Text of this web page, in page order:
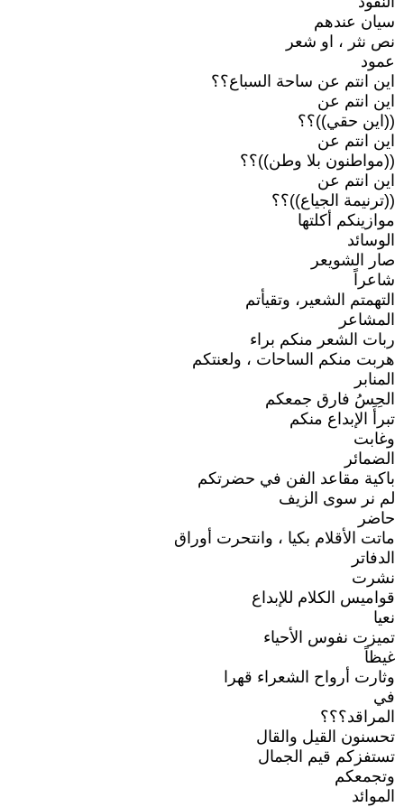
سيان عندهم
نص نثر ، او شعر
عمود
اين انتم عن ساحة السباع؟؟
اين انتم عن
((اين حقي))؟؟
اين انتم عن
((مواطنون بلا وطن))؟؟
اين انتم عن
((ترنيمة الجياع))؟؟
موازينكم أكلتها
الوسائد
صار الشويعر
شاعراً
التهمتم الشعير، وتقيأتم
المشاعر
ربات الشعر منكم براء
هربت منكم الساحات ، ولعنتكم
المنابر
الحِسُ فارق جمعكم
تبرأَ الإبداع منكم
وغابت
الضمائر
باكية مقاعد الفن في حضرتكم
لم نر سوى الزيف
حاضر
ماتت الأقلام بكيا ، وانتحرت أوراق
الدفاتر
نشرت
قواميس الكلام للإبداع
نعيا
تميزت نفوس الأحياء
غيظاً
وثارت أرواح الشعراء قهرا
في
المراقد؟؟؟
تحسنون القيل والقال
تستفزكم قيم الجمال
وتجمعكم
الموائد